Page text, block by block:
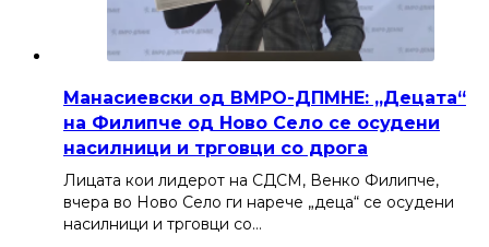
Манасиевски од ВМРО-ДПМНЕ: „Децата“
на Филипче од Ново Село се осудени
насилници и трговци со дрога
Лицата кои лидерот на СДСМ, Венко Филипче,
вчера во Ново Село ги нарече „деца“ се осудени
насилници и трговци со…